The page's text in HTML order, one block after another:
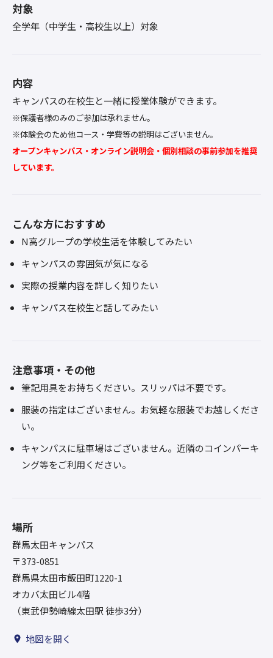
対象
全学年（中学生・高校生以上）対象
内容
キャンパスの在校生と一緒に授業体験ができます。
※保護者様のみのご参加は承れません。
※体験会のため他コース・学費等の説明はございません。
オープンキャンパス・オンライン説明会・個別相談の事前参加を推奨
しています。
こんな方におすすめ
N高グループの学校生活を体験してみたい
キャンパスの雰囲気が気になる
実際の授業内容を詳しく知りたい
キャンパス在校生と話してみたい
注意事項・その他
筆記用具をお持ちください。スリッパは不要です。
服装の指定はございません。お気軽な服装でお越しくださ
い。
キャンパスに駐車場はございません。近隣のコインパーキ
ング等をご利用ください。
場所
群馬太田キャンパス
〒373-0851
群馬県太田市飯田町1220-1
オカバ太田ビル4階
（東武伊勢崎線太田駅 徒歩3分）
地図を開く